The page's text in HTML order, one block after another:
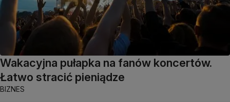
Wakacyjna pułapka na fanów koncertów.
Łatwo stracić pieniądze
BIZNES